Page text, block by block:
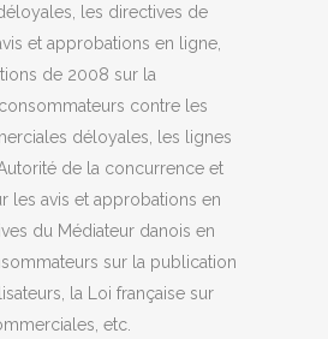
les directives de
et approbations en ligne,
de 2008 sur la
contre les
déloyales, les lignes
de la concurrence et
les avis et approbations en
du Médiateur danois en
sur la publication
la Loi française sur
etc.